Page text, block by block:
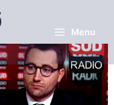
Menu